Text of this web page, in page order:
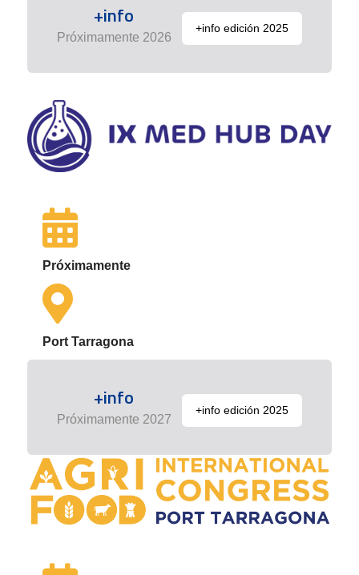
+info
Próximamente 2026
+info edición 2025
Próximamente
Port Tarragona
+info
Próximamente 2027
+info edición 2025